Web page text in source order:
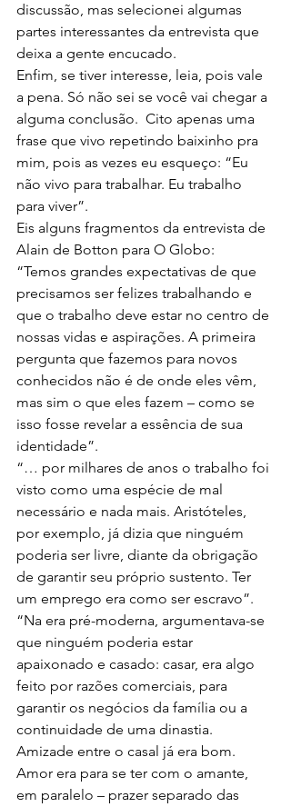
discussão, mas selecionei algumas
partes interessantes da entrevista que
deixa a gente encucado.
Enfim, se tiver interesse, leia, pois vale
a pena. Só não sei se você vai chegar a
alguma conclusão.  Cito apenas uma
frase que vivo repetindo baixinho pra
mim, pois as vezes eu esqueço: “Eu
não vivo para trabalhar. Eu trabalho
para viver”.
Eis alguns fragmentos da entrevista de
Alain de Botton para O Globo:
“Temos grandes expectativas de que
precisamos ser felizes trabalhando e
que o trabalho deve estar no centro de
nossas vidas e aspirações. A primeira
pergunta que fazemos para novos
conhecidos não é de onde eles vêm,
mas sim o que eles fazem – como se
isso fosse revelar a essência de sua
identidade”.
“… por milhares de anos o trabalho foi
visto como uma espécie de mal
necessário e nada mais. Aristóteles,
por exemplo, já dizia que ninguém
poderia ser livre, diante da obrigação
de garantir seu próprio sustento. Ter
um emprego era como ser escravo”.
“Na era pré-moderna, argumentava-se
que ninguém poderia estar
apaixonado e casado: casar, era algo
feito por razões comerciais, para
garantir os negócios da família ou a
continuidade de uma dinastia.
Amizade entre o casal já era bom.
Amor era para se ter com o amante,
em paralelo – prazer separado das